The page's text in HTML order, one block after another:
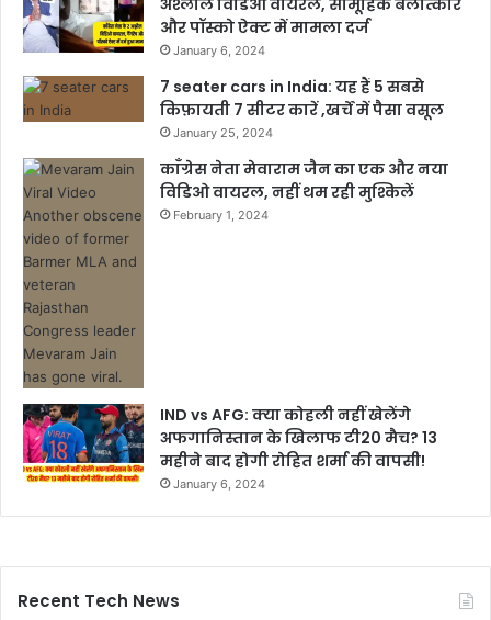
और पॉस्को ऐक्ट में मामला दर्ज
January 6, 2024
7 seater cars in India: यह हैं 5 सबसे
किफ़ायती 7 सीटर कारें ,खर्चें में पैसा वसूल
January 25, 2024
काँग्रेस नेता मेवाराम जैन का एक और नया
विडिओ वायरल, नहीं थम रही मुश्किलें
February 1, 2024
IND vs AFG: क्या कोहली नहीं खेलेंगे
अफगानिस्तान के खिलाफ टी20 मैच? 13
महीने बाद होगी रोहित शर्मा की वापसी!
January 6, 2024
Recent Tech News